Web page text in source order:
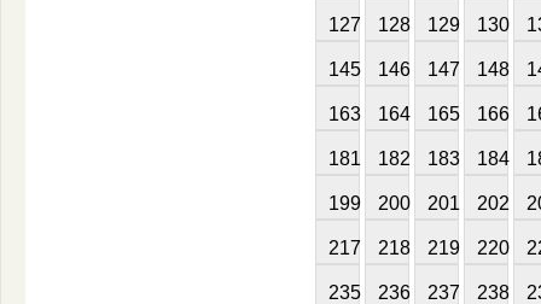
127 128 129 130
145 146 147 148
163 164 165 166
181 182 183 184
199 200 201 202
217 218 219 220
235 236 237 238